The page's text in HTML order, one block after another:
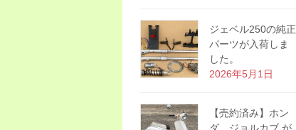
ジェベル250の純正
パーツが入荷しま
した。
2026年5月1日
【売約済み】ホン